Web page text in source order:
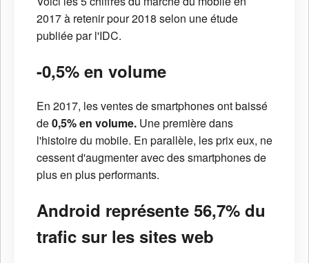
2017 à retenir pour 2018 selon une étude
publiée par l'IDC.
-0,5% en volume
En 2017, les ventes de smartphones ont baissé
de0,5% en volume. Une première dans
l'histoire du mobile. En parallèle, les prix eux, ne
cessent d'augmenter avec des smartphones de
plus en plus performants.
Android représente 56,7% du
trafic sur les sites web